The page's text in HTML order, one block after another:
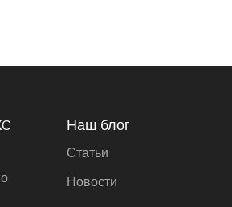
Наш блог
Статьи
Новости